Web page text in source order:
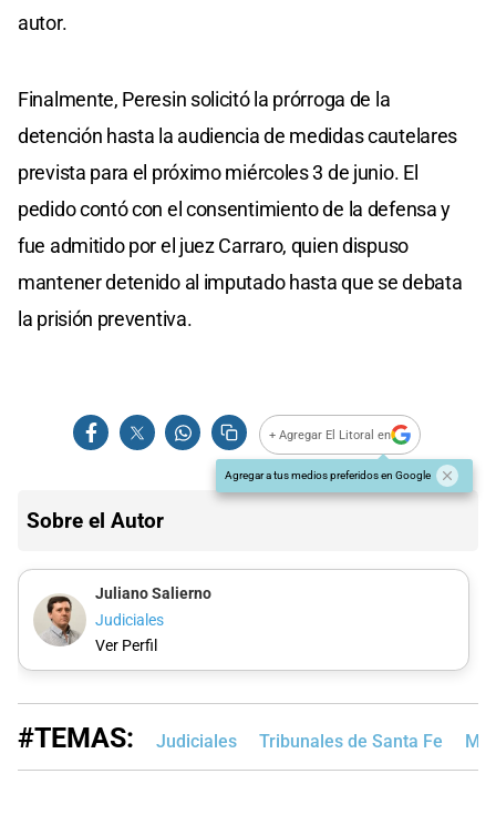
autor.
Finalmente, Peresin solicitó la prórroga de la
detención hasta la audiencia de medidas cautelares
prevista para el próximo miércoles 3 de junio. El
pedido contó con el consentimiento de la defensa y
fue admitido por el juez Carraro, quien dispuso
mantener detenido al imputado hasta que se debata
la prisión preventiva.
+ Agregar El Litoral en
Agregar a tus medios preferidos en Google
Sobre el Autor
Juliano Salierno
Judiciales
Ver Perfil
#TEMAS: Judiciales Tribunales de Santa Fe